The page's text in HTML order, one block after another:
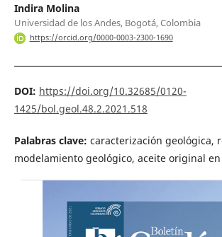
Indira Molina
Universidad de los Andes, Bogotá, Colombia
https://orcid.org/0000-0003-2300-1690
DOI: https://doi.org/10.32685/0120-
1425/bol.geol.48.2.2021.518
Palabras clave: caracterización geológica,
modelamiento geológico, aceite original